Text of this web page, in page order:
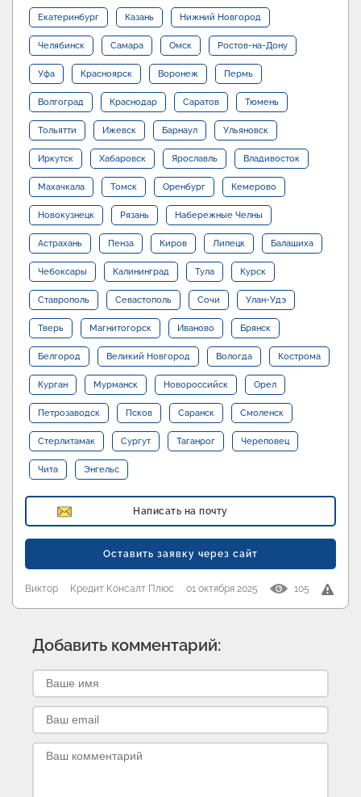
Екатеринбург Казань Нижний Новгород
Челябинск Самара Омск Ростов-на-Дону
Уфа Красноярск Воронеж Пермь
Волгоград Краснодар Саратов Тюмень
Тольятти Ижевск Барнаул Ульяновск
Иркутск Хабаровск Ярославль Владивосток
Махачкала Томск Оренбург Кемерово
Новокузнецк Рязань Набережные Челны
Астрахань Пенза Киров Липецк Балашиха
Чебоксары Калининград Тула Курск
Ставрополь Севастополь Сочи Улан-Удэ
Тверь Магнитогорск Иваново Брянск
Белгород Великий Новгород Вологда Кострома
Курган Мурманск Новороссийск Орел
Петрозаводск Псков Саранск Смоленск
Стерлитамак Сургут Таганрог Череповец
Чита Энгельс
Написать на почту
Оставить заявку через сайт
Виктор Кредит Консалт Плюс 01 октября 2025 105
Добавить комментарий: